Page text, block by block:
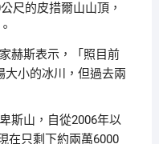
尺的皮措爾山山頂，
赫斯表示，「照目前
大小的冰川，但過去兩
斯山，自從2006年以
在只剩下約兩萬6000